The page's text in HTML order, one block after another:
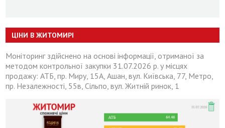
ЦІНИ В ЖИТОМИРІ
Моніторинг здійснено на основі інформації, отриманої за
методом контрольної закупки 31.07.2026 р. у місцях
продажу: АТБ, пр. Миру, 15А, Ашан, вул. Київська, 77, Метро,
пр. Незалежності, 55в, Сільпо, вул. Житній ринок, 1